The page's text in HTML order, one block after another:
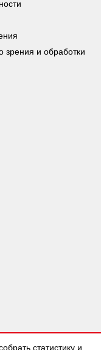
зрения и обработки
статистику и